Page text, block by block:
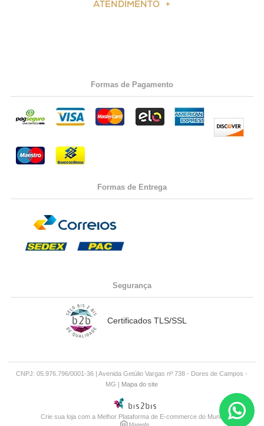
ATENDIMENTO
Formas de Pagamento
Formas de Entrega
Segurança
Certificados TLS/SSL
CNPJ: 05.976.796/0001-36 | Avenida Getúlio Vargas nº 738 - Dores de Campos -
MG | Mapa do site
Crie sua loja com a Melhor Plataforma de E-commerce do Mundo.